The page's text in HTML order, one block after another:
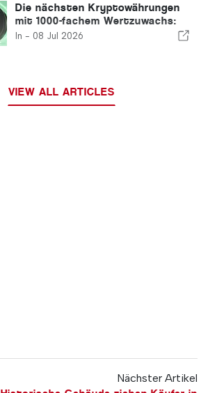
Die nächsten Kryptowährungen
mit 1000-fachem Wertzuwachs:
Bitcoin Cash, Hedera, Litecoin
In - 08 Jul 2026
VIEW ALL ARTICLES
Nächster Artikel